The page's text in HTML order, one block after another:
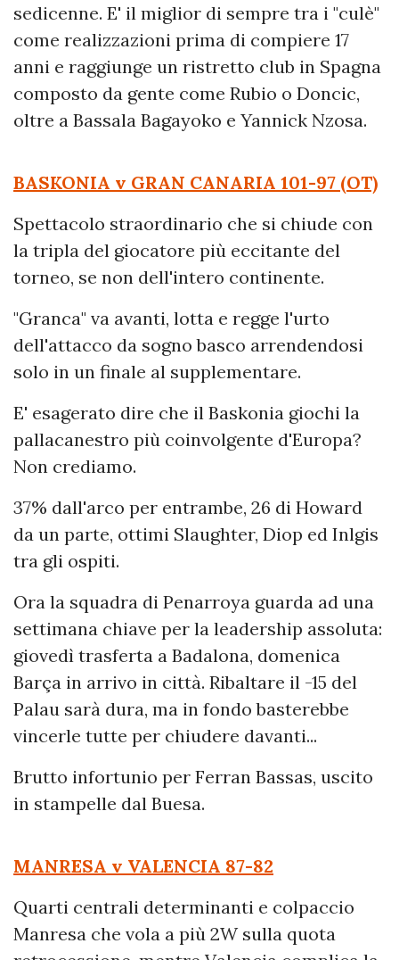
sedicenne. E' il miglior di sempre tra i "culè"
come realizzazioni prima di compiere 17
anni e raggiunge un ristretto club in Spagna
composto da gente come Rubio o Doncic,
oltre a Bassala Bagayoko e Yannick Nzosa.
BASKONIA v GRAN CANARIA 101-97 (OT)
Spettacolo straordinario che si chiude con
la tripla del giocatore più eccitante del
torneo, se non dell'intero continente.
"Granca" va avanti, lotta e regge l'urto
dell'attacco da sogno basco arrendendosi
solo in un finale al supplementare.
E' esagerato dire che il Baskonia giochi la
pallacanestro più coinvolgente d'Europa?
Non crediamo.
37% dall'arco per entrambe, 26 di Howard
da un parte, ottimi Slaughter, Diop ed Inlgis
tra gli ospiti.
Ora la squadra di Penarroya guarda ad una
settimana chiave per la leadership assoluta:
giovedì trasferta a Badalona, domenica
Barça in arrivo in città. Ribaltare il -15 del
Palau sarà dura, ma in fondo basterebbe
vincerle tutte per chiudere davanti...
Brutto infortunio per Ferran Bassas, uscito
in stampelle dal Buesa.
MANRESA v VALENCIA 87-82
Quarti centrali determinanti e colpaccio
Manresa che vola a più 2W sulla quota